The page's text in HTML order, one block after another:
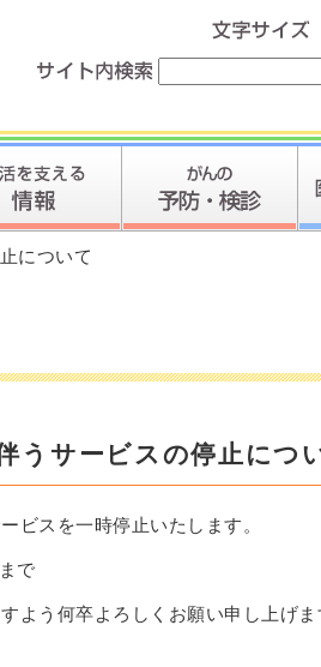
について
うサービスの停止につ
ビスを一時停止いたします。
で
よう何卒よろしくお願い申し上げま